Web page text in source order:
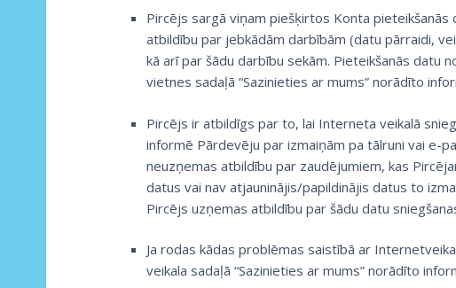
Pircējs sargā viņam piešķirtos Konta
atbildību par jebkādām darbībām (datu pārraidi,
kā arī par šādu darbību sekām. Pieteikšanās datu
vietnes sadaļā “Sazinieties ar mums” norādīto
Pircējs ir atbildīgs par to, lai Interneta veikalā
informē Pārdevēju par izmaiņām pa tālruni vai e-
neuzņemas atbildību par zaudējumiem, kas
datus vai nav atjauninājis/papildinājis datus to
Pircējs uzņemas atbildību par šādu datu
Ja rodas kādas problēmas saistībā ar
veikala sadaļā “Sazinieties ar mums” norādīto